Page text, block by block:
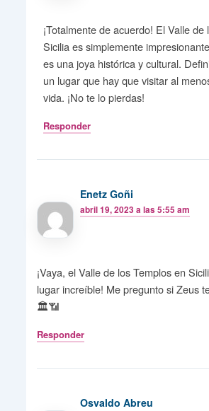
¡Totalmente de acuerdo! El Valle de
Sicilia es simplemente
es una joya histórica y cultural.
un lugar que hay que visitar al
vida. ¡No te lo pierdas!
Responder
Enetz Goñi
abril 19, 2023 a las 5:55 am
¡Vaya, el Valle de los Templos en
lugar increíble! Me pregunto si Zeus
🏛️📶
Responder
Osvaldo Abreu